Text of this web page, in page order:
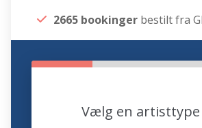
2665 bookinger bestilt fra
Vælg en